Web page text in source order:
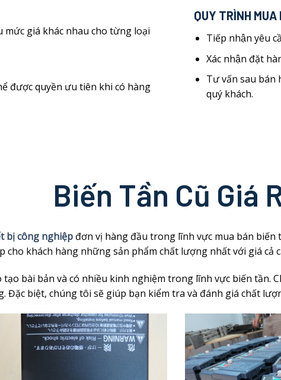
mức giá khác nhau cho từng loại
được quyền ưu tiên khi có hàng
QUY TRÌNH
Tiếp nhận yêu
Xác nhận đặt
Tư vấn sau bán
quý khách.
Biến Tần Cũ Giá
bị công nghiệp đơn vị hàng đầu trong lĩnh vực mua bán biến
khách hàng những sản phẩm chất lượng nhất với giá cả
bài bản và có nhiều kinh nghiệm trong lĩnh vực biến tần.
Đặc biệt, chúng tôi sẽ giúp bạn kiểm tra và đánh giá chất